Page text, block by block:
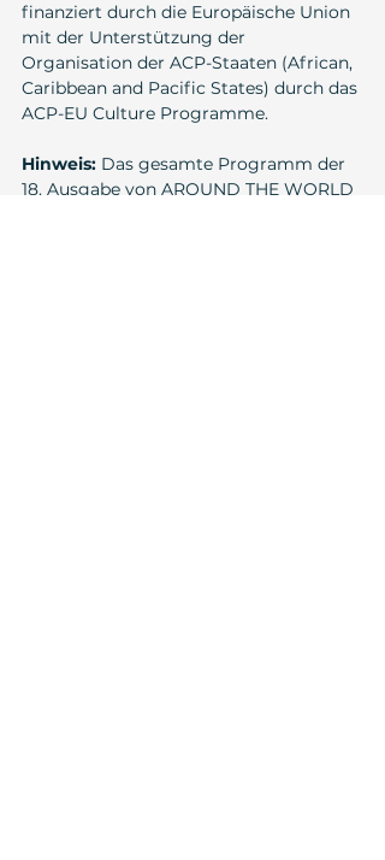
finanziert durch die Europäische Union
mit der Unterstützung der
Organisation der ACP-Staaten (African,
Caribbean and Pacific States) durch das
ACP-EU Culture Programme.
Hinweis: Das gesamte Programm der
18. Ausgabe von AROUND THE WORLD